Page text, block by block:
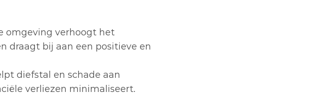
omgeving verhoogt het
draagt bij aan een positieve en
diefstal en schade aan
verliezen minimaliseert.